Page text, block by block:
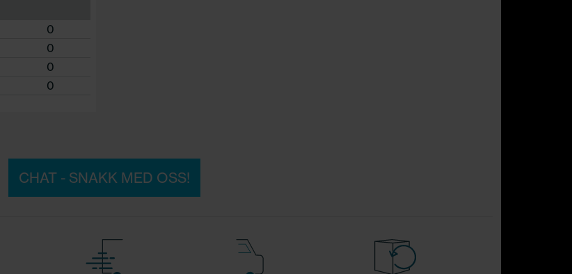
0
0
0
0
CHAT - SNAKK MED OSS!